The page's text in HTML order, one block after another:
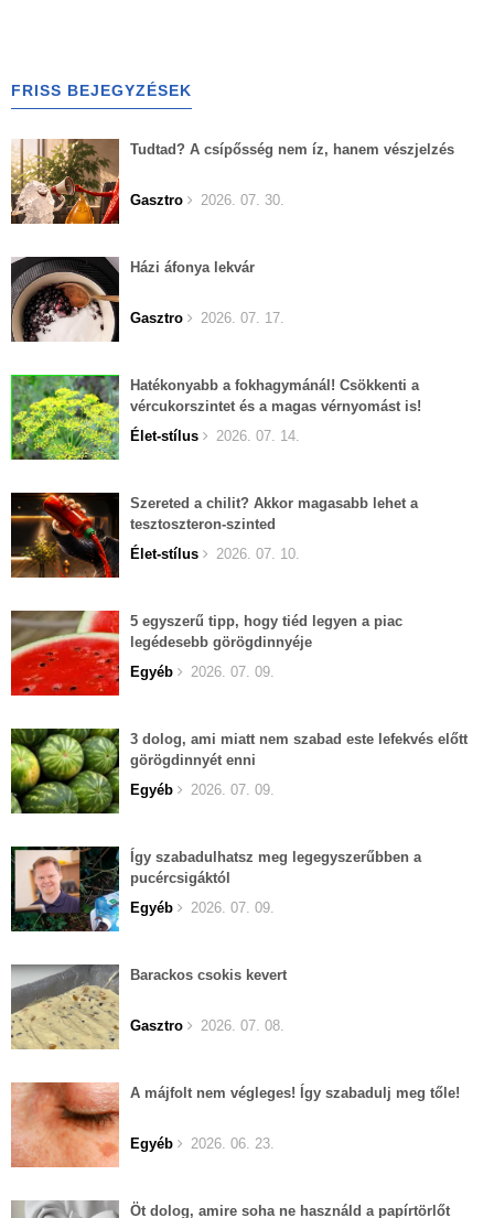
FRISS BEJEGYZÉSEK
Tudtad? A csípősség nem íz, hanem vészjelzés
Gasztro 2026. 07. 30.
Házi áfonya lekvár
Gasztro 2026. 07. 17.
Hatékonyabb a fokhagymánál! Csökkenti a
vércukorszintet és a magas vérnyomást is!
Élet-stílus
2026. 07. 14.
Szereted a chilit? Akkor magasabb lehet a
tesztoszteron-szinted
Élet-stílus
2026. 07. 10.
5 egyszerű tipp, hogy tiéd legyen a piac
legédesebb görögdinnyéje
Egyéb
2026. 07. 09.
3 dolog, ami miatt nem szabad este lefekvés előtt
görögdinnyét enni
Egyéb
2026. 07. 09.
Így szabadulhatsz meg legegyszerűbben a
pucércsigáktól
Egyéb
2026. 07. 09.
Barackos csokis kevert
Gasztro 2026. 07. 08.
A májfolt nem végleges! Így szabadulj meg tőle!
Egyéb 2026. 06. 23.
Öt dolog, amire soha ne használd a papírtörlőt